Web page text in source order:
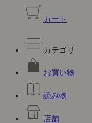
カート
カテゴリ
お買い物
読み物
店舗